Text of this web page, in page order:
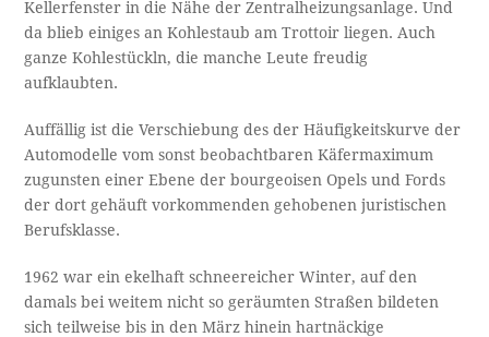
Kellerfenster in die Nähe der Zentralheizungsanlage. Und
da blieb einiges an Kohlestaub am Trottoir liegen. Auch
ganze Kohlestückln, die manche Leute freudig
aufklaubten.
Auffällig ist die Verschiebung des der Häufigkeitskurve der
Automodelle vom sonst beobachtbaren Käfermaximum
zugunsten einer Ebene der bourgeoisen Opels und Fords
der dort gehäuft vorkommenden gehobenen juristischen
Berufsklasse.
1962 war ein ekelhaft schneereicher Winter, auf den
damals bei weitem nicht so geräumten Straßen bildeten
sich teilweise bis in den März hinein hartnäckige